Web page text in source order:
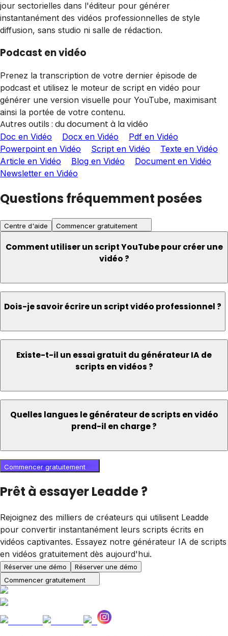
jour sectorielles dans l'éditeur pour générer
instantanément des vidéos professionnelles de style
diffusion, sans studio ni salle de rédaction.
Podcast en vidéo
Prenez la transcription de votre dernier épisode de
podcast et utilisez le moteur de script en vidéo pour
générer une version visuelle pour YouTube, maximisant
ainsi la portée de votre contenu.
Autres outils : du document à la vidéo
Doc en Vidéo Docx en Vidéo
Pdf en Vidéo
Powerpoint en Vidéo
Script en Vidéo
Texte en Vidéo
Article en Vidéo
Blog en Vidéo
Document en Vidéo
Newsletter en Vidéo
Questions fréquemment posées
Centre d'aide Commencer gratuitement
Comment utiliser un script YouTube pour créer une
vidéo ?
Dois-je savoir écrire un script vidéo professionnel ?
Existe-t-il un essai gratuit du générateur IA de
scripts en vidéos ?
Quelles langues le générateur de scripts en vidéo
prend-il en charge ?
Commencer gratuitement
Prêt à essayer Leadde ?
Rejoignez des milliers de créateurs qui utilisent Leadde
pour convertir instantanément leurs scripts écrits en
vidéos captivantes. Essayez notre générateur IA de scripts
en vidéos gratuitement dès aujourd'hui.
Réserver une démo
Réserver une démo
Commencer gratuitement